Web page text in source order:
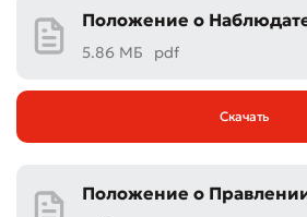
Положение о
5.86 МБ pdf
Скачать
Положение о